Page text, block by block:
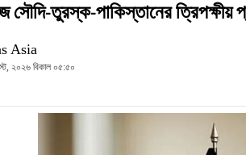
তুরস্ক-পাকিস্তানের ত্রিপক্ষীয়
Asia
২০২৬ বিকাল ০৫:৫০